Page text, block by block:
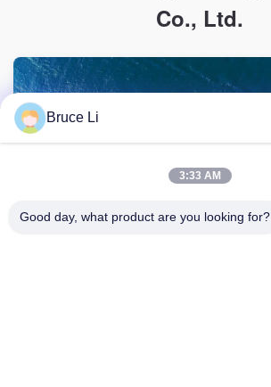
Co., Ltd.
Bruce Li
3:33 AM
Good day, what product are you looking for?